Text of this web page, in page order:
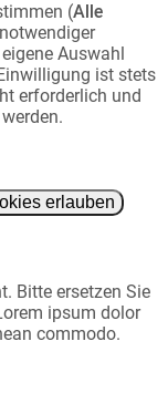
(Alle
Auswahl
ist stets
erforderlich und
Bitte ersetzen Sie
ipsum dolor
commodo.